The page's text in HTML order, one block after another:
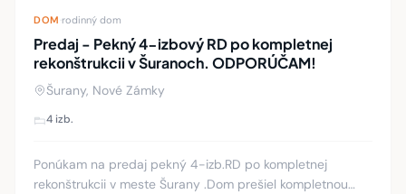
DOM rodinný dom
Predaj - Pekný 4-izbový RD po kompletnej
rekonštrukcii v Šuranoch. ODPORÚČAM!
Šurany, Nové Zámky
4 izb.
Ponúkam na predaj pekný 4-izb.RD po kompletnej
rekonštrukcii v meste Šurany .Dom prešiel kompletnou